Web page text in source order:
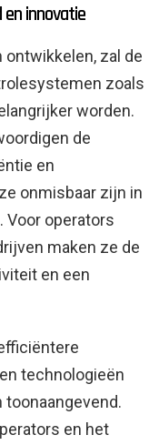
en innovatie
zal de
zoals
worden.
de
en
onmisbaar zijn in
Voor operators
maken ze de
en een
technologieën
en het